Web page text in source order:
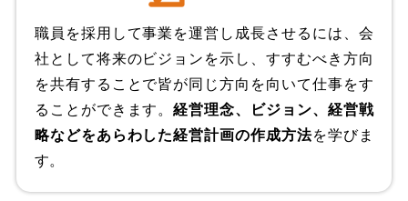
職員を採用して事業を運営し成長させるには、会
社として将来のビジョンを示し、すすむべき方向
を共有することで皆が同じ方向を向いて仕事をす
ることができます。経営理念、ビジョン、経営戦
略などをあらわした経営計画の作成方法を学びま
す。